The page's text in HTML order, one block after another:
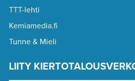
TTT-lehti
Kemiamedia.fi
Tunne & Mieli
LIITY